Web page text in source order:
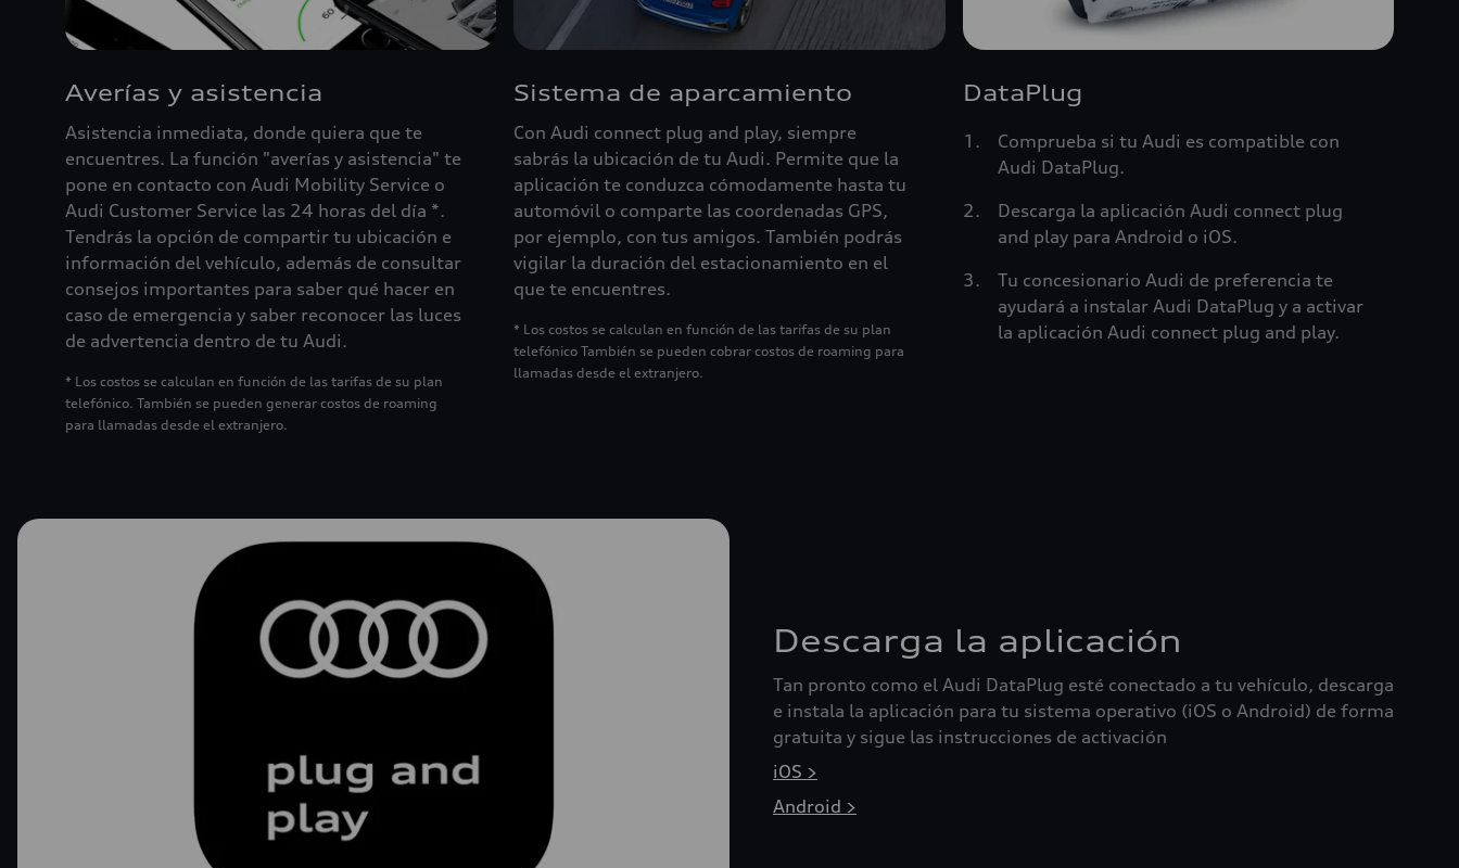
Averías y asistencia
Asistencia inmediata, donde quiera que te
encuentres. La función "averías y asistencia" te
pone en contacto con Audi Mobility Service o
Audi Customer Service las 24 horas del día *.
Tendrás la opción de compartir tu ubicación e
información del vehículo, además de consultar
consejos importantes para saber qué hacer en
caso de emergencia y saber reconocer las luces
de advertencia dentro de tu Audi.
* Los costos se calculan en función de las tarifas de su plan
telefónico. También se pueden generar costos de roaming
para llamadas desde el extranjero.
Sistema de aparcamiento
Con Audi connect plug and play, siempre
sabrás la ubicación de tu Audi. Permite que la
aplicación te conduzca cómodamente hasta tu
automóvil o comparte las coordenadas GPS,
por ejemplo, con tus amigos. También podrás
vigilar la duración del estacionamiento en el
que te encuentres.
* Los costos se calculan en función de las tarifas de su plan
telefónico También se pueden cobrar costos de roaming para
llamadas desde el extranjero.
DataPlug
Comprueba si tu Audi es compatible con
Audi DataPlug.
Descarga la aplicación Audi connect plug
and play para Android o iOS.
Tu concesionario Audi de preferencia te
ayudará a instalar Audi DataPlug y a activar
la aplicación Audi connect plug and play.
Descarga la aplicación
Tan pronto como el Audi DataPlug esté conectado a tu vehículo, descarga
e instala la aplicación para tu sistema operativo (iOS o Android) de forma
gratuita y sigue las instrucciones de activación
iOS >
Android >